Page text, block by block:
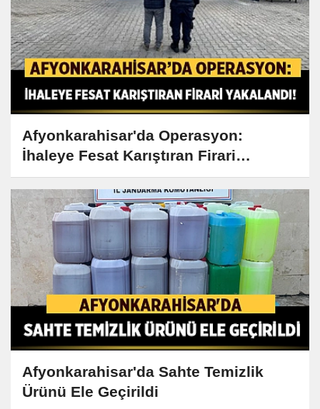
Afyonkarahisar'da Operasyon:
İhaleye Fesat Karıştıran Firari
Yakalandı!
Afyonkarahisar'da Sahte Temizlik
Ürünü Ele Geçirildi